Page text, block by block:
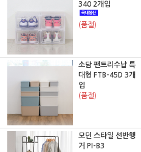
340 2개입
(품절)
소담 팬트리수납 특
대형 FTB-45D 3개
입
(품절)
모던 스타일 선반행
거 PI-B3